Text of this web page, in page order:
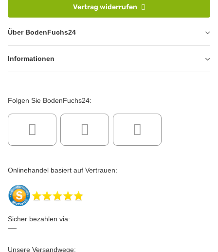
Vertrag widerrufen
Über BodenFuchs24
Informationen
Folgen Sie BodenFuchs24:
Onlinehandel basiert auf Vertrauen:
Sicher bezahlen via:
Unsere Versandwege: